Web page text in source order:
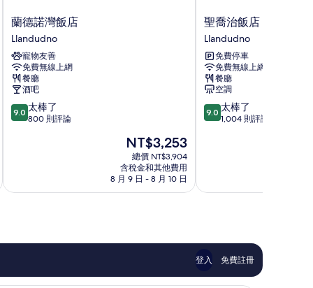
蘭
德
諾
灣
飯
店
Llandudno
蘭德諾灣飯店
Llandudno
寵物友善
免費無線上網
餐廳
酒吧
9.0
分，
棒
評
9.0 太棒了
800 則評論
現
在
價
格
為
NT$3,253
總價 NT$3,904
含稅金和其他費用
8 月 9 日 - 8 月 10 日
聖
喬
治
飯
店
Llandudno
聖喬治飯店
Llandudno
免費停車
免費無線上網
餐廳
空調
9.0
分，
棒
評
論
9.0 太棒了
1,004 則評論
登入 免費註冊